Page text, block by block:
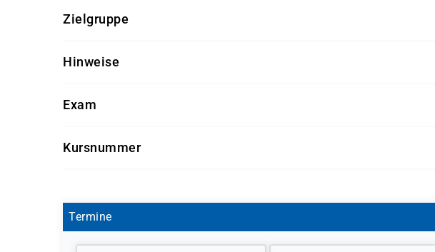
Kenntnisse über grundlegende Begriffe der
Kenntnisse über Grundlagen digitaler Schnittstellen, öffentlicher
Grundlegende Kenntnisse über konvergierte Sprach- und
Zielgruppe
innen, die sich auf das Examen 350-801 vorbereiten möchten.
Hinweise
Exam
Kursnummer
Termine